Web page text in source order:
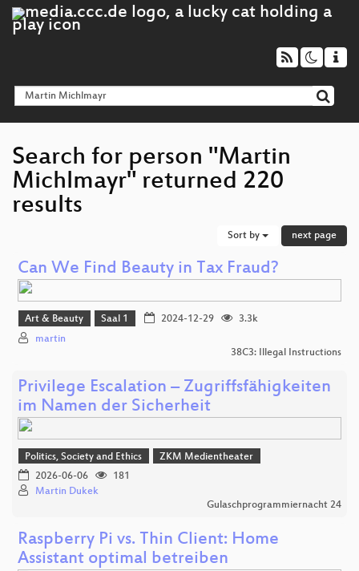
Search for person "Martin
Michlmayr" returned 220
results
Sort by next page
Can We Find Beauty in Tax Fraud?
Art & Beauty Saal 1 2024-12-29
3.3k
martin
38C3: Illegal Instructions
Privilege Escalation – Zugriffsfähigkeiten
im Namen der Sicherheit
Politics, Society and Ethics
ZKM Medientheater
2026-06-06
181
Martin Dukek
Gulaschprogrammiernacht 24
Raspberry Pi vs. Thin Client: Home
Assistant optimal betreiben